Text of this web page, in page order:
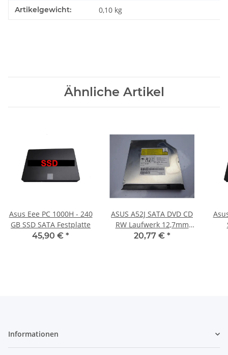
Artikelgewicht: 0,10 kg
Ähnliche Artikel
Asus Eee PC 1000H - 240
GB SSD SATA Festplatte
45,90 € *
ASUS A52J SATA DVD CD
RW Laufwerk 12,7mm
mit Blende AD-7580S
20,77 € *
Informationen